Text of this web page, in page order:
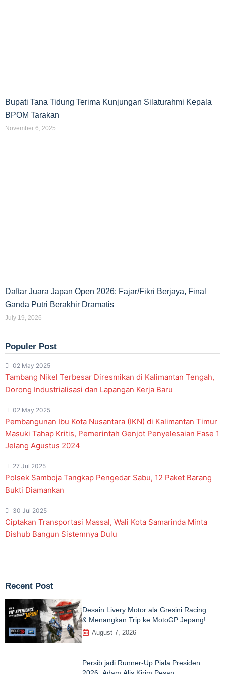
Bupati Tana Tidung Terima Kunjungan Silaturahmi Kepala
BPOM Tarakan
November 6, 2025
Daftar Juara Japan Open 2026: Fajar/Fikri Berjaya, Final
Ganda Putri Berakhir Dramatis
July 19, 2026
Populer Post
02 May 2025
Tambang Nikel Terbesar Diresmikan di Kalimantan Tengah,
Dorong Industrialisasi dan Lapangan Kerja Baru
02 May 2025
Pembangunan Ibu Kota Nusantara (IKN) di Kalimantan Timur
Masuki Tahap Kritis, Pemerintah Genjot Penyelesaian Fase 1
Jelang Agustus 2024
27 Jul 2025
Polsek Samboja Tangkap Pengedar Sabu, 12 Paket Barang
Bukti Diamankan
30 Jul 2025
Ciptakan Transportasi Massal, Wali Kota Samarinda Minta
Dishub Bangun Sistemnya Dulu
Recent Post
Desain Livery Motor ala Gresini Racing
& Menangkan Trip ke MotoGP Jepang!
August 7, 2026
Persib jadi Runner-Up Piala Presiden